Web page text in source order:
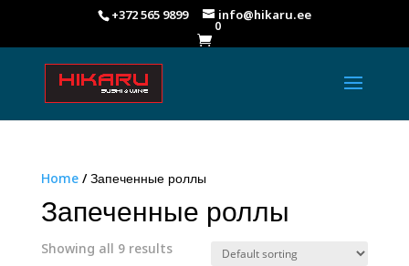
+372 565 9899 info@hikaru.ee
 0
Home/ Запеченные роллы
Запеченные роллы
Showing all 9 results